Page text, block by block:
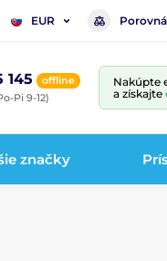
EUR
145 offline
Pi 9-12)
Nakúpte
a získajte
značky